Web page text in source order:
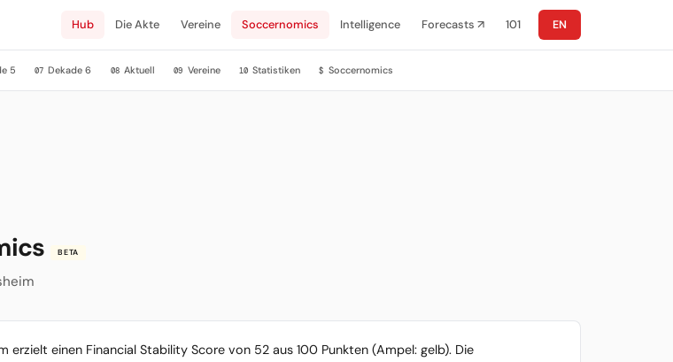
Hub Die Akte Vereine Soccernomics Intelligence Forecasts ↗ 101 EN
5 07 Dekade 6 08 Aktuell 09 Vereine 10 Statistiken $ Soccernomics
BETA
erzielt einen Financial Stability Score von 52 aus 100 Punkten (Ampel: gelb). Die